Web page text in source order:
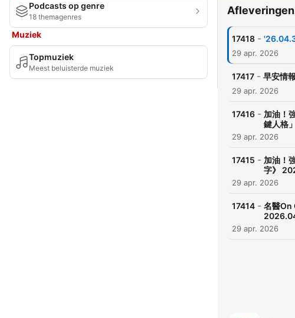
Podcasts op genre
18 themagenres
Muziek
Topmuziek
Meest beluisterde muziek
Afleveringen
17418 -
29 apr. 2026
17417 - 早安情
29 apr. 2026
17416 - 加油！
鍵人格
29 apr. 2026
17415 - 加油！
字》
29 apr. 2026
17414 - 名醫On
29 apr. 2026